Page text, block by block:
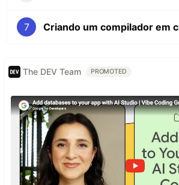
7 Criando um compilador em
The DEV Team PROMOTED